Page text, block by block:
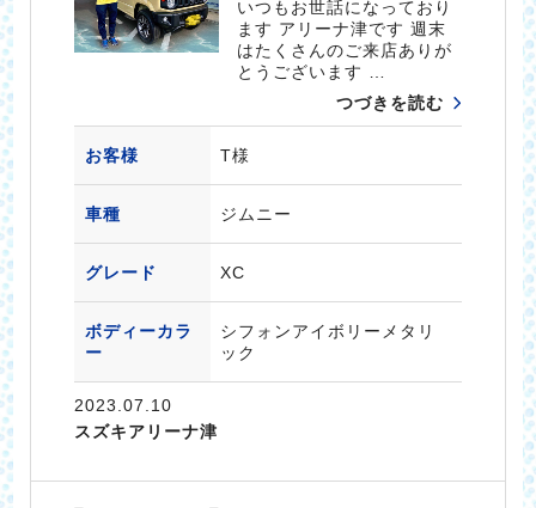
いつもお世話になっており
ます アリーナ津です 週末
はたくさんのご来店ありが
とうございます …
つづきを読む
お客様 T様
車種 ジムニー
グレード XC
ボディーカラ
ー
シフォンアイボリーメタリ
ック
2023.07.10
スズキアリーナ津